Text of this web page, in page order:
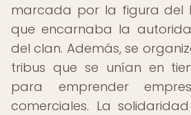
marcada por la figura del
que encarnaba la
del clan. Además, se
tribus que se unían en
para emprender
comerciales. La